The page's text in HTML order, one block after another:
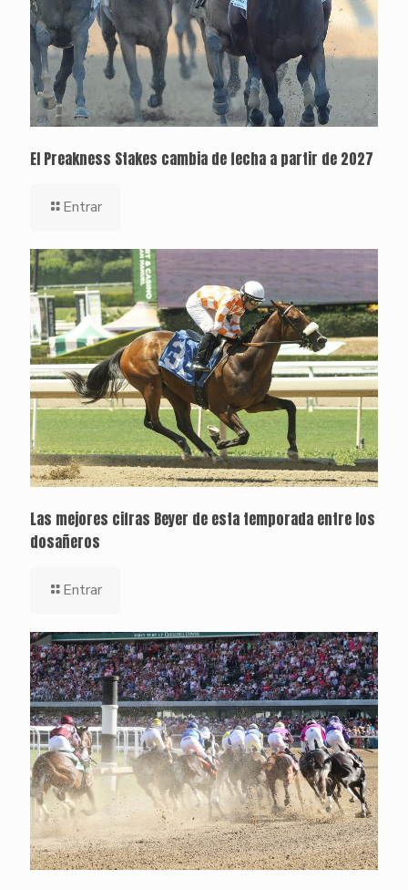
El Preakness Stakes cambia de fecha a partir de 2027
Entrar
Las mejores cifras Beyer de esta temporada entre los
dosañeros
Entrar